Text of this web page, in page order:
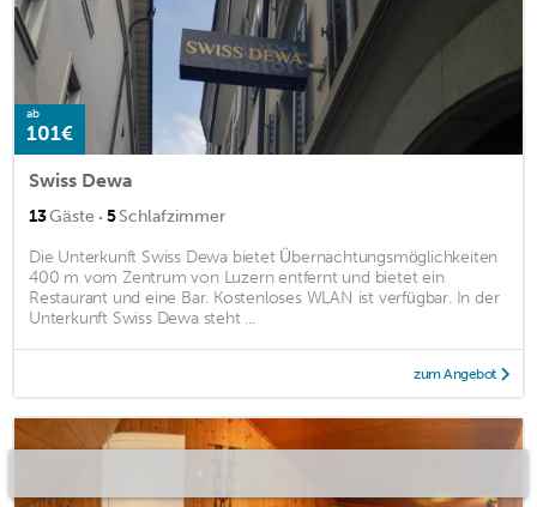
ab
101€
Swiss Dewa
13Gäste · 5Schlafzimmer
Die Unterkunft Swiss Dewa bietet Übernachtungsmöglichkeiten
400 m vom Zentrum von Luzern entfernt und bietet ein
Restaurant und eine Bar. Kostenloses WLAN ist verfügbar. In der
Unterkunft Swiss Dewa steht ...
zum Angebot